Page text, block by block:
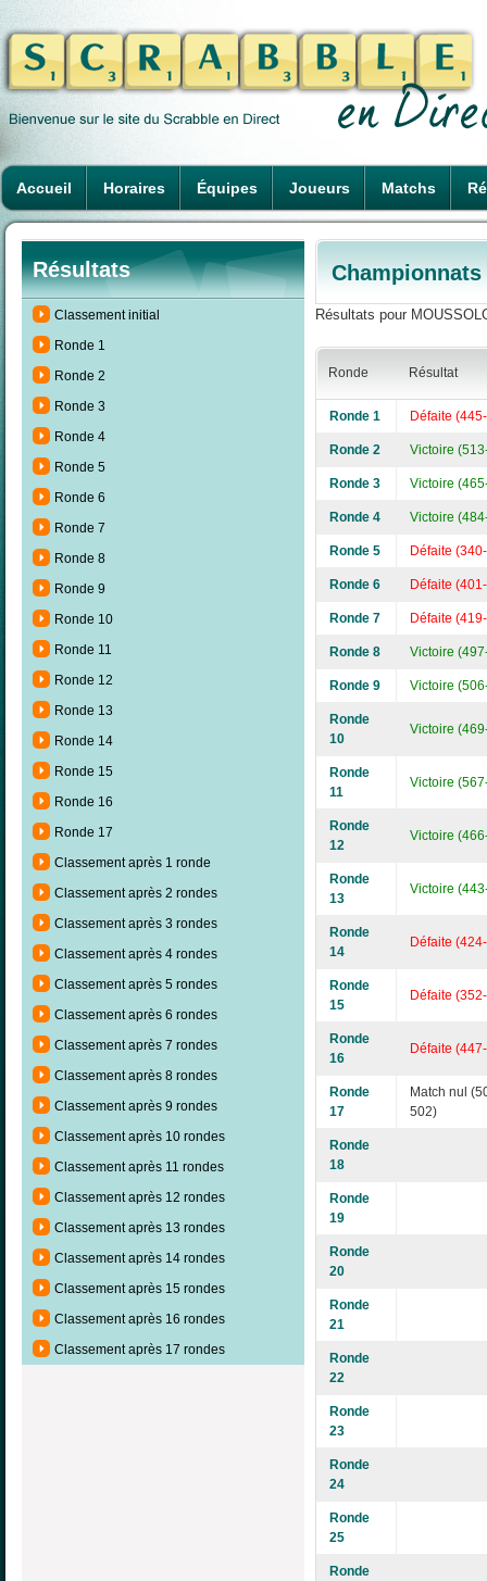
Accueil Horaires Équipes Joueurs Matchs
Résultats
Classement initial
Ronde 1
Ronde 2
Ronde 3
Ronde 4
Ronde 5
Ronde 6
Ronde 7
Ronde 8
Ronde 9
Ronde 10
Ronde 11
Ronde 12
Ronde 13
Ronde 14
Ronde 15
Ronde 16
Ronde 17
Classement après 1 ronde
Classement après 2 rondes
Classement après 3 rondes
Classement après 4 rondes
Classement après 5 rondes
Classement après 6 rondes
Classement après 7 rondes
Classement après 8 rondes
Classement après 9 rondes
Classement après 10 rondes
Classement après 11 rondes
Classement après 12 rondes
Classement après 13 rondes
Classement après 14 rondes
Classement après 15 rondes
Classement après 16 rondes
Classement après 17 rondes
Résultats pour
Ronde Résultat
Ronde 1 Défaite
Ronde 2 Victoire
Ronde 3 Victoire
Ronde 4 Victoire
Ronde 5 Défaite
Ronde 6 Défaite
Ronde 7 Défaite
Ronde 8 Victoire
Ronde 9 Victoire
Ronde
10
Victoire
Ronde
11
Victoire
Ronde
12
Victoire
Ronde
13
Victoire
Ronde
14
Défaite
Ronde
15
Défaite
Ronde
16
Défaite
Ronde
17
Match nul
502)
Ronde
18
Ronde
19
Ronde
20
Ronde
21
Ronde
22
Ronde
23
Ronde
24
Ronde
25
Ronde